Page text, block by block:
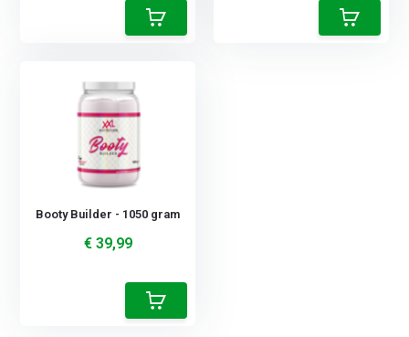
Booty Builder - 1050 gram
€ 39,99